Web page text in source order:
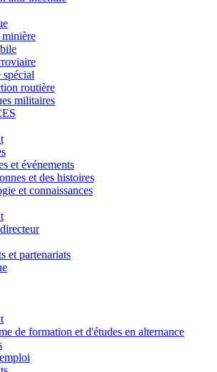
routière
militaires
et événements
et des histoires
et connaissances
et partenariats
de formation et d'études en alternance